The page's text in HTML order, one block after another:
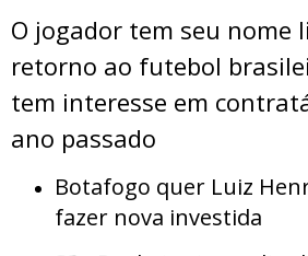
O jogador tem seu nome
retorno ao futebol
tem interesse em
ano passado
Botafogo quer Luiz
fazer nova investida